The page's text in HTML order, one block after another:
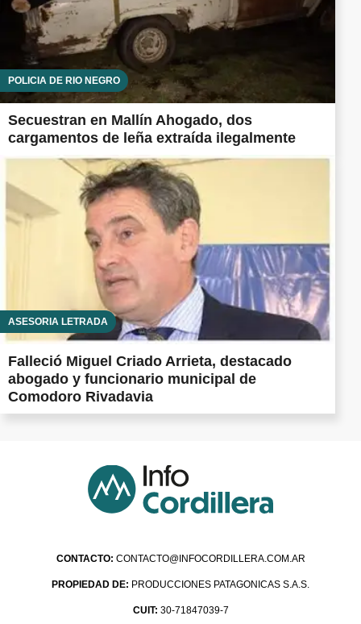
POLICÍA DE RÍO NEGRO
Secuestran en Mallín Ahogado, dos
cargamentos de leña extraída ilegalmente
ASESORÍA LETRADA
Falleció Miguel Criado Arrieta, destacado
abogado y funcionario municipal de
Comodoro Rivadavia
CONTACTO: CONTACTO@INFOCORDILLERA.COM.AR
PROPIEDAD DE: PRODUCCIONES PATAGONICAS S.A.S.
CUIT: 30-71847039-7